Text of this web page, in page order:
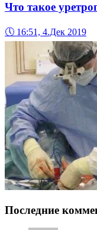
Что такое
🕔 16:51, 4.Дек 2019
Последние